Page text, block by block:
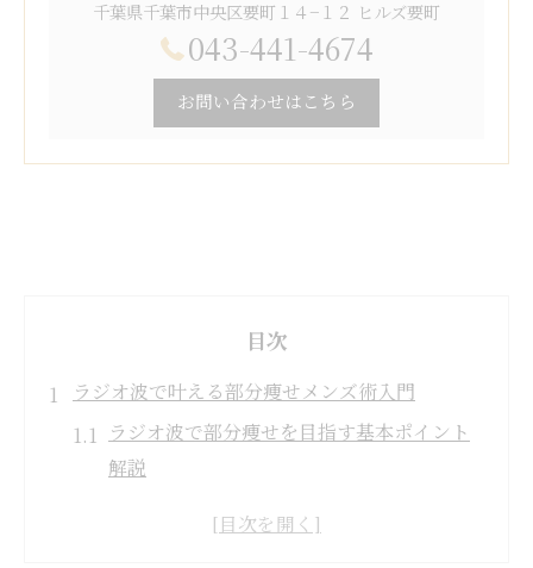
千葉県千葉市中央区要町１４−１２ ヒルズ要町
043-441-4674
お問い合わせはこちら
目次
ラジオ波で叶える部分痩せメンズ術入門
ラジオ波で部分痩せを目指す基本ポイント
解説